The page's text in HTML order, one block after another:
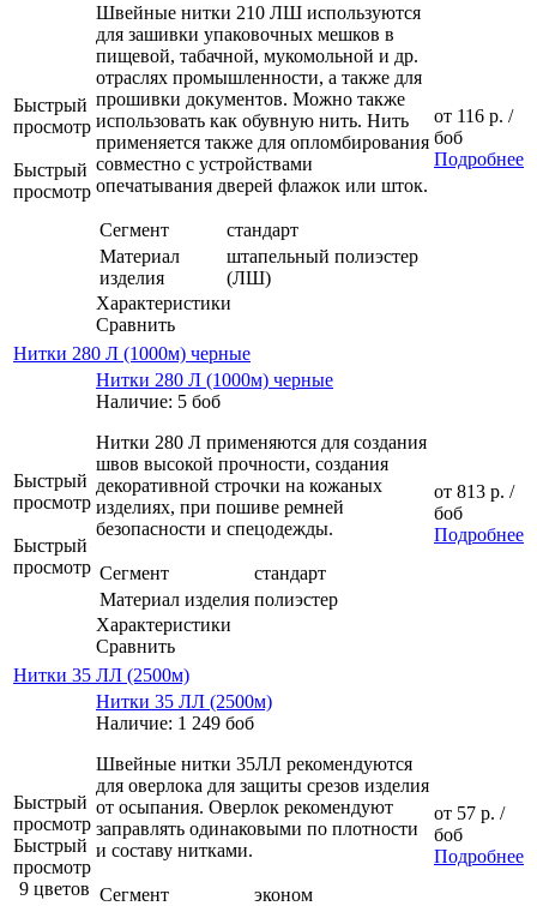
Быстрый
просмотр
Быстрый
просмотр
Швейные нитки 210 ЛШ используются
для зашивки упаковочных мешков в
пищевой, табачной, мукомольной и др.
отраслях промышленности, а также для
прошивки документов. Можно также
использовать как обувную нить. Нить
применяется также для опломбирования
совместно с устройствами
опечатывания дверей флажок или шток.
Сегмент
стандарт
Материал
изделия
штапельный полиэстер
(ЛШ)
Характеристики
Сравнить
от 116 р. /
боб
Подробнее
Нитки 280 Л (1000м) черные
Быстрый
просмотр
Быстрый
просмотр
Нитки 280 Л (1000м) черные
Наличие: 5 боб
Нитки 280 Л применяются для создания
швов высокой прочности, создания
декоративной строчки на кожаных
изделиях, при пошиве ремней
безопасности и спецодежды.
Сегмент
стандарт
Материал изделия полиэстер
Характеристики
Сравнить
от 813 р. /
боб
Подробнее
Нитки 35 ЛЛ (2500м)
Быстрый
просмотр
Быстрый
просмотр
9 цветов
Нитки 35 ЛЛ (2500м)
Наличие: 1 249 боб
Швейные нитки 35ЛЛ рекомендуются
для оверлока для защиты срезов изделия
от осыпания. Оверлок рекомендуют
заправлять одинаковыми по плотности
и составу нитками.
Сегмент
эконом
от 57 р. /
боб
Подробнее